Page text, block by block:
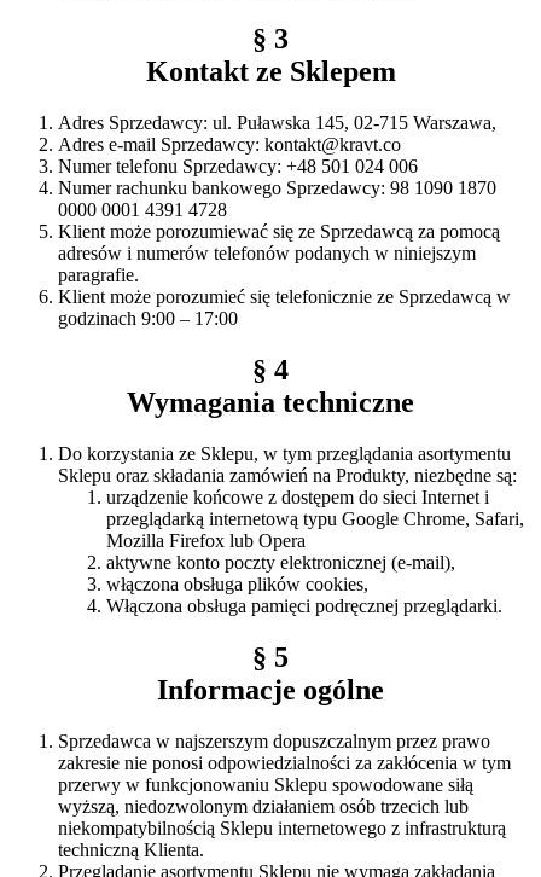
§ 3
Kontakt ze Sklepem
Adres Sprzedawcy: ul. Puławska 145, 02-715 Warszawa,
Adres e-mail Sprzedawcy: kontakt@kravt.co
Numer telefonu Sprzedawcy: +48 501 024 006
Numer rachunku bankowego Sprzedawcy: 98 1090 1870
0000 0001 4391 4728
Klient może porozumiewać się ze Sprzedawcą za pomocą
adresów i numerów telefonów podanych w niniejszym
paragrafie.
Klient może porozumieć się telefonicznie ze Sprzedawcą w
godzinach 9:00 – 17:00
§ 4
Wymagania techniczne
Do korzystania ze Sklepu, w tym przeglądania asortymentu
Sklepu oraz składania zamówień na Produkty, niezbędne są:
urządzenie końcowe z dostępem do sieci Internet i
przeglądarką internetową typu Google Chrome, Safari,
Mozilla Firefox lub Opera
aktywne konto poczty elektronicznej (e-mail),
włączona obsługa plików cookies,
Włączona obsługa pamięci podręcznej przeglądarki.
§ 5
Informacje ogólne
Sprzedawca w najszerszym dopuszczalnym przez prawo
zakresie nie ponosi odpowiedzialności za zakłócenia w tym
przerwy w funkcjonowaniu Sklepu spowodowane siłą
wyższą, niedozwolonym działaniem osób trzecich lub
niekompatybilnością Sklepu internetowego z infrastrukturą
techniczną Klienta.
Przeglądanie asortymentu Sklepu nie wymaga zakładania